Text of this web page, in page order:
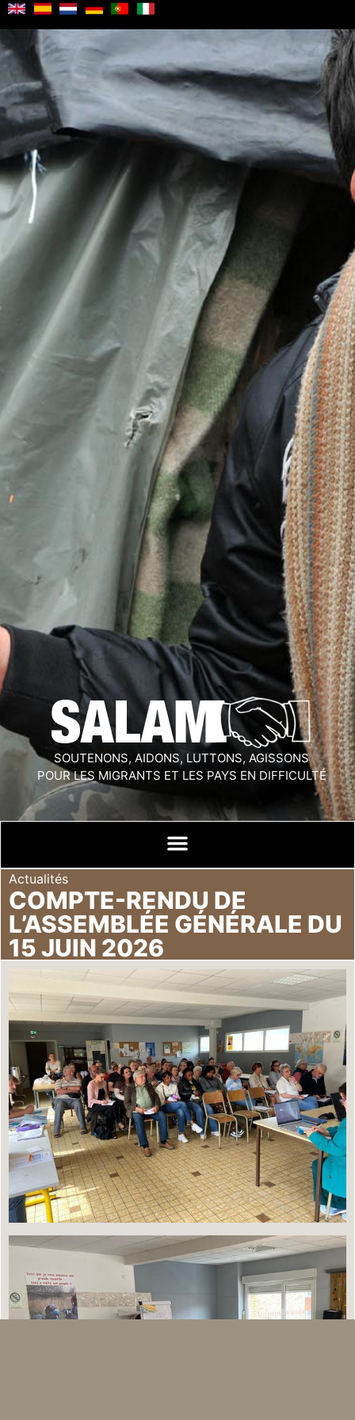
SOUTENONS, AIDONS, LUTTONS, AGISSONS
POUR LES MIGRANTS ET LES PAYS EN DIFFICULTÉ
Actualités
COMPTE-RENDU DE
L’ASSEMBLÉE GÉNÉRALE DU
15 JUIN 2026